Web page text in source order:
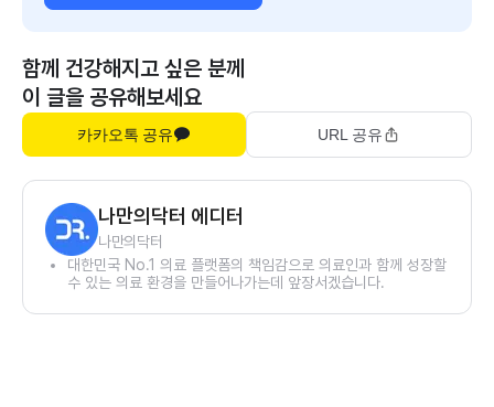
함께 건강해지고 싶은 분께
이 글을 공유해보세요
카카오톡 공유 URL 공유
나만의닥터 에디터
나만의닥터
대한민국 No.1 의료 플랫폼의 책임감으로 의료인과 함께 성장할
수 있는 의료 환경을 만들어나가는데 앞장서겠습니다.